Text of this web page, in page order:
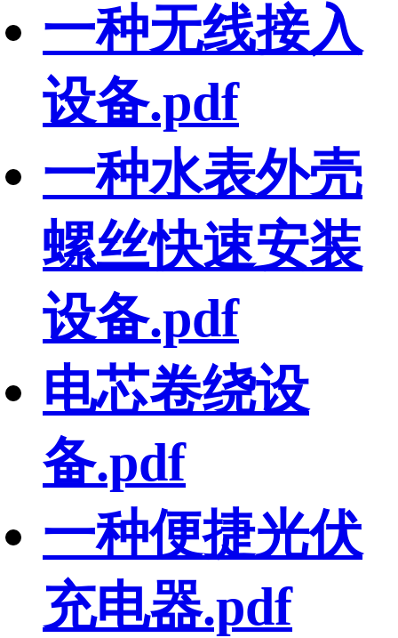
一种无线接入
设备.pdf
一种水表外壳
螺丝快速安装
设备.pdf
电芯卷绕设
备.pdf
一种便捷光伏
充电器.pdf